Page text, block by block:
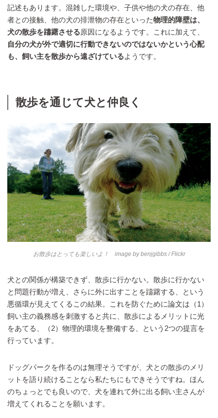
記述もあります。混雑した環境や、子供や他の犬の存在、他
者との接触、他の犬の排泄物の存在といった物理的障壁は、
犬の散歩を躊躇させる原因になるようです。これに加えて、
自分の犬が外で適切に行動できないのではないかという心配
も、飼い主を散歩から遠ざけているようです。
散歩を通じて犬と仲良く
お散歩はとっても楽しいよ！ image bybenjgibbs/ Flickr
犬との関係が構築できず、散歩に行かない。散歩に行かない
と問題行動が増え、さらに外に出すことを躊躇する、という
悪循環が見えてくるこの結果。これを防ぐために論文は（1）
飼い主の義務感を刺激すると共に、散歩によるメリットに光
をあてる、（2）物理的環境を整備する、という2つの提言を
行っています。
ドッグパークを作るのは無理そうですが、犬との散歩のメリ
ットを語り続けることなら私たちにもできそうですね。ほん
のちょっとでも良いので、犬を連れて外に出る飼い主さんが
増えてくれることを願います。